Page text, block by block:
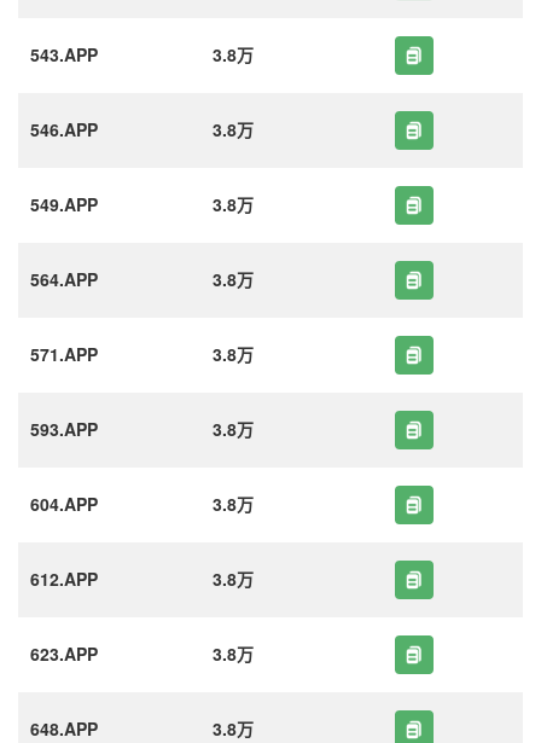
543.APP 3.8万
546.APP 3.8万
549.APP 3.8万
564.APP 3.8万
571.APP 3.8万
593.APP 3.8万
604.APP 3.8万
612.APP 3.8万
623.APP 3.8万
648.APP 3.8万